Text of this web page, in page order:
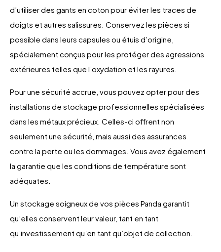
d’utiliser des gants en coton pour éviter les traces de
doigts et autres salissures. Conservez les pièces si
possible dans leurs capsules ou étuis d’origine,
spécialement conçus pour les protéger des agressions
extérieures telles que l’oxydation et les rayures.
Pour une sécurité accrue, vous pouvez opter pour des
installations de stockage professionnelles spécialisées
dans les métaux précieux. Celles-ci offrent non
seulement une sécurité, mais aussi des assurances
contre la perte ou les dommages. Vous avez également
la garantie que les conditions de température sont
adéquates.
Un stockage soigneux de vos pièces Panda garantit
qu’elles conservent leur valeur, tant en tant
qu’investissement qu’en tant qu’objet de collection.